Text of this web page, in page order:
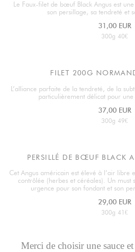
Le Faux-filet de bœuf Black Angus est
son persillage, sa tendreté et
31,00 EUR
300g 40€
FILET 200G
L’alliance parfaite de la tendreté, de la
particulièrement délicat pour une
37,00 EUR
300g 49€
PERSILLÉ DE BŒUF BLACK
Cet Angus américain est élevé à l’air libre
contrôlée (herbes et céréales). Un must
urgence pour son fondant et son
29,00 EUR
300g 41€
Merci de choisir une sauce